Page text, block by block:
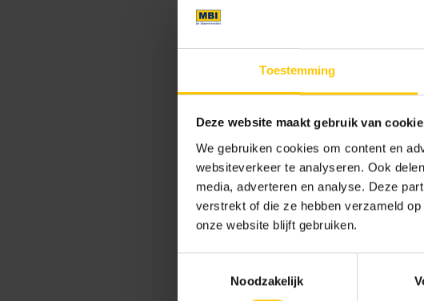
Toestemming
Deze website maakt gebruik van
We gebruiken cookies om content en
websiteverkeer te analyseren. Ook
media, adverteren en analyse. Deze
verstrekt of die ze hebben verzameld
onze website blijft gebruiken.
Noodzakelijk
Footcomfort:
verwerkingsadvies link:
Consumentenadviesprijs:
Textuur:
Kleurcode:
Maat